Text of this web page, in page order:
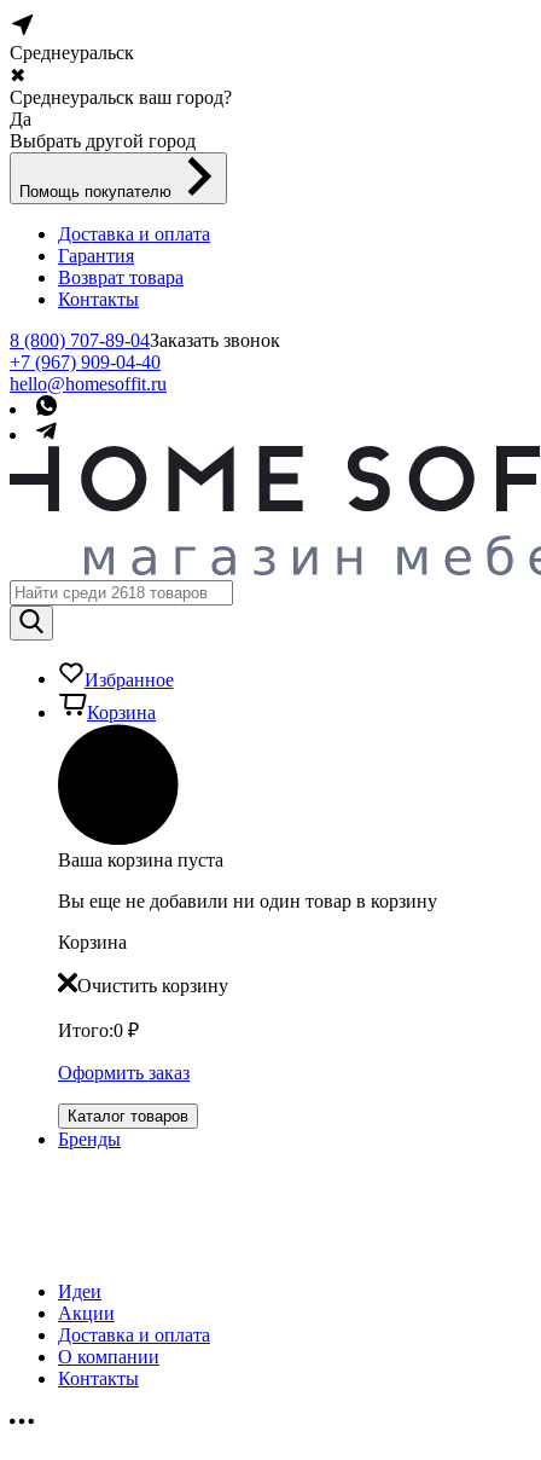
Среднеуральск
✖
Среднеуральск ваш город?
Да
Выбрать другой город
Помощь покупателю
Доставка и оплата
Гарантия
Возврат товара
Контакты
8 (800) 707-89-04Заказать звонок
+7 (967) 909-04-40
hello@homesoffit.ru
Избранное
Корзина
Ваша корзина пуста
Вы еще не добавили ни один товар в корзину
Корзина
Очистить корзину
Итого:0 ₽
Оформить заказ
Каталог товаров
Бренды
Идеи
Акции
Доставка и оплата
О компании
Контакты